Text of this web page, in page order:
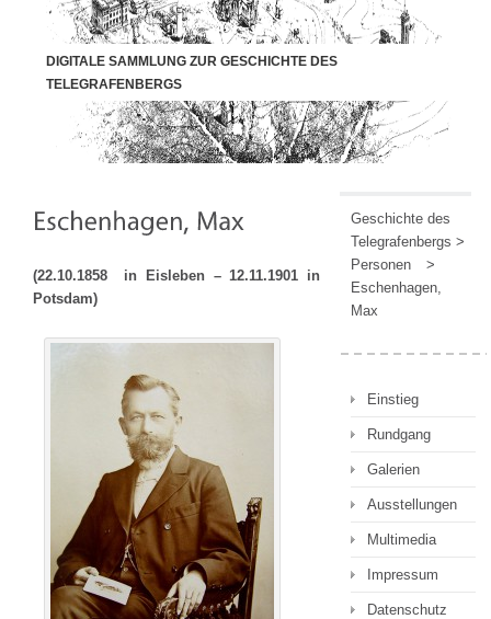
DIGITALE SAMMLUNG ZUR GESCHICHTE DES
TELEGRAFENBERGS
(22.10.1858 in Eisleben – 12.11.1901 in
Potsdam)
Geschichte des
Telegrafenbergs >
Personen
>
Eschenhagen,
Max
Einstieg
Rundgang
Galerien
Ausstellungen
Multimedia
Impressum
Datenschutz